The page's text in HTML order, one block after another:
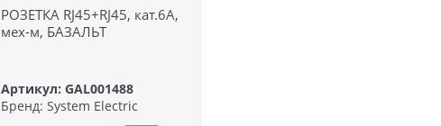
РОЗЕТКА RJ45+RJ45, кат.6А,
мех-м, БАЗАЛЬТ
Артикул: GAL001488
Бренд: System Electric